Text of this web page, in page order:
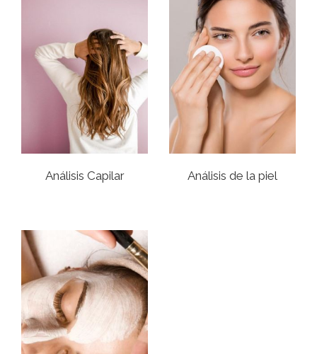
Análisis Capilar Análisis de la piel